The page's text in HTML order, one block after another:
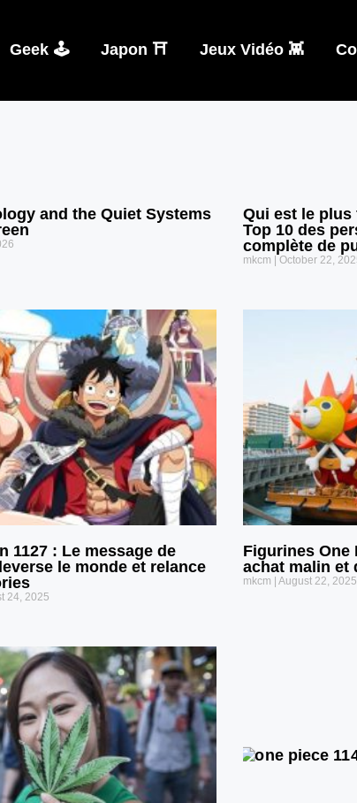
Geek 🕹️ Japon ⛩️ Jeux Vidéo 👾
and the Quiet Systems
Qui est le
Top 10 des
complète de
mkcm October 22,
1127 : Le message de
le monde et relance
24, 2025
Figurines One
achat malin et
mkcm August 22, 2025